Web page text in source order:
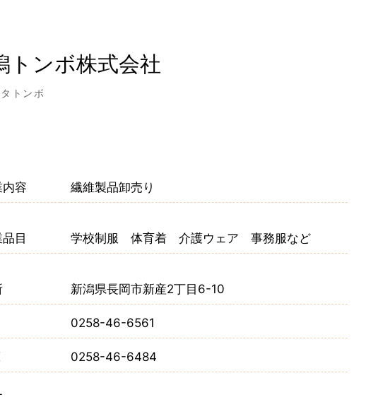
トンボ株式会社
トンボ
容 繊維製品卸売り
目 学校制服 体育着 介護ウェア 事務服など
新潟県長岡市新産2丁目6-10
0258-46-6561
0258-46-6484